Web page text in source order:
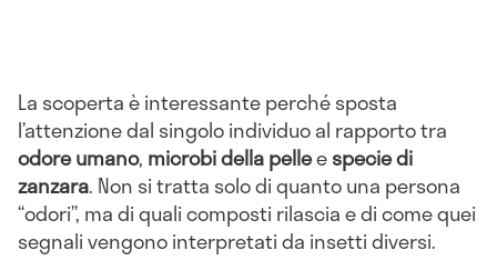
La scoperta è interessante perché sposta
l’attenzione dal singolo individuo al rapporto tra
odore umano, microbi della pelleespecie di
zanzara. Non si tratta solo di quanto una persona
“odori”, ma di quali composti rilascia e di come quei
segnali vengono interpretati da insetti diversi.